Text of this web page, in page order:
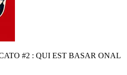
#2 : QUI EST BASAR ONAL